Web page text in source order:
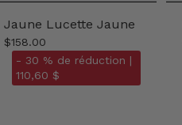
Jaune Lucette Jaune
$158.00
- 30 % de réduction |
110,60 $